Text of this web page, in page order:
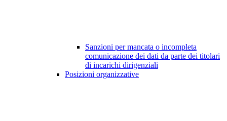
Sanzioni per mancata o incompleta
comunicazione dei dati da parte dei titolari
di incarichi dirigenziali
Posizioni organizzative